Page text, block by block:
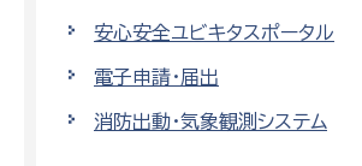
安心安全ユビキタスポータル
電子申請・届出
消防出動・気象観測システム